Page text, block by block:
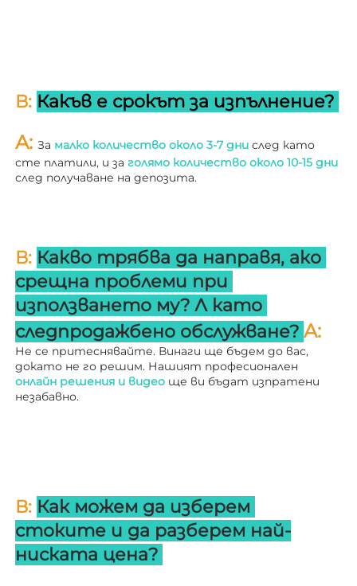
В: Какъв е срокът за изпълнение?
A: За малко количество около 3-7 дни след като
сте платили, и за
след получаване на депозита.
В: Какво трябва да направя, ако
срещна проблеми при
използването му? Л като
следпродажбено обслужване?
Не се притеснявайте. Винаги ще бъдем до вас,
онлайн решения и видео ще ви бъдат изпратени
незабавно.
В: Как можем да изберем
стоките и да разберем най-
ниската цена?